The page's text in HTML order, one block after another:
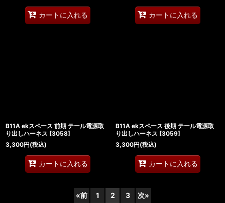
カートに入れる カートに入れる
B11A ekスペース 前期 テール電源取
り出しハーネス [3058]
3,300円(税込)
カートに入れる
B11A ekスペース 後期 テール電源取
り出しハーネス [3059]
3,300円(税込)
カートに入れる
«前 1 2 3 次»